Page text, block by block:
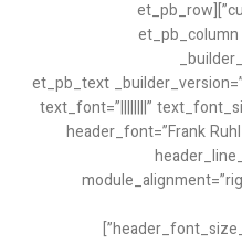
custom_padding=”6vw||6vw||true|false”][et_pb_row
custom_padding__hover=”|||”][et_pb_text
text_font=”||||||||”
header_font=”Frank